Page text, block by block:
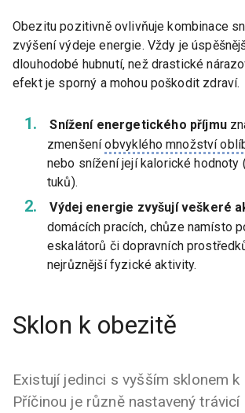
Obezitu pozitivně ovlivňuje kombinace
zvýšení výdeje energie. Vždy je
dlouhodobé hubnutí, než drastické
efekt je sporný a mohou poškodit zdraví.
Snížení energetického příjmu
zmenšeníobvyklého množství
nebo snížení její kalorické hodnoty
tuků).
Výdej energie zvyšují veškeré
domácích pracích, chůze namísto
eskalátorů či dopravních
nejrůznější fyzické aktivity.
Sklon k obezitě
Existují jedinci s vyšším sklonem k
Příčinou je různě nastavený trávicí